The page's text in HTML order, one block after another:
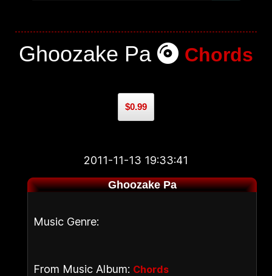
Ghoozake Pa Chords
$0.99
2011-11-13 19:33:41
Ghoozake Pa
Music Genre:
From Music Album: Chords